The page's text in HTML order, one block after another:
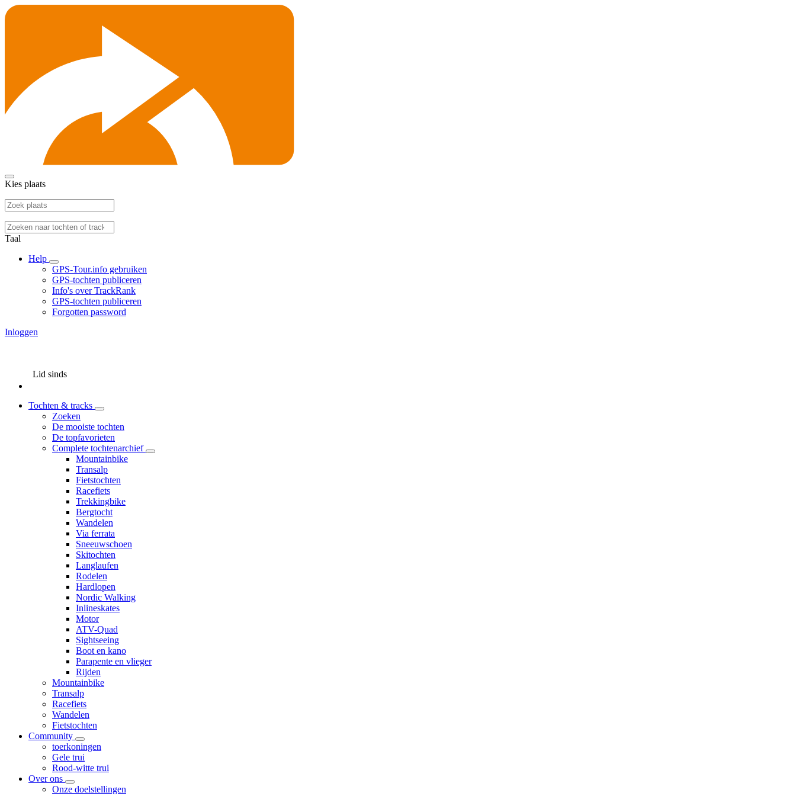
Kies plaats
Taal
Help
GPS-Tour.info gebruiken
GPS-tochten publiceren
Info's over TrackRank
GPS-tochten publiceren
Forgotten password
Inloggen
Lid sinds
Tochten & tracks
Zoeken
De mooiste tochten
De topfavorieten
Complete tochtenarchief
Mountainbike
Transalp
Fietstochten
Racefiets
Trekkingbike
Bergtocht
Wandelen
Via ferrata
Sneeuwschoen
Skitochten
Langlaufen
Rodelen
Hardlopen
Nordic Walking
Inlineskates
Motor
ATV-Quad
Sightseeing
Boot en kano
Parapente en vlieger
Rijden
Mountainbike
Transalp
Racefiets
Wandelen
Fietstochten
Community
toerkoningen
Gele trui
Rood-witte trui
Over ons
Onze doelstellingen